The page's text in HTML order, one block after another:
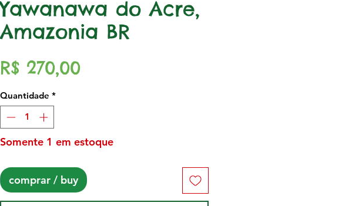
Yawanawa do Acre,
Amazonia BR
R$ 270,00Preço
Quantidade *
Somente 1 em estoque
comprar / buy